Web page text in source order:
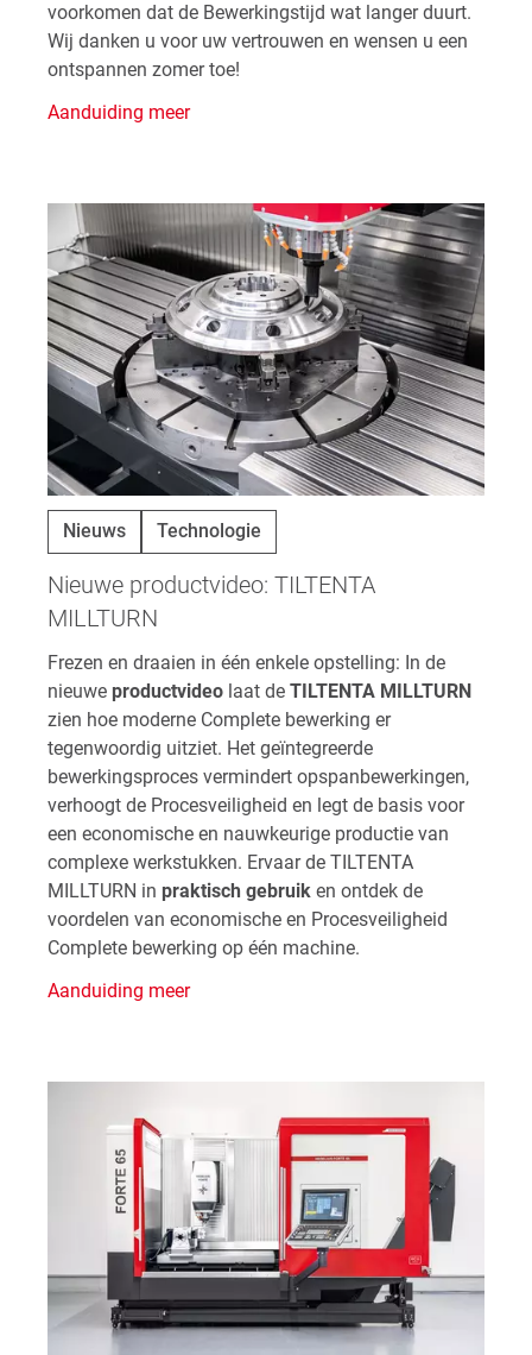
voorkomen dat de Bewerkingstijd wat langer duurt.
Wij danken u voor uw vertrouwen en wensen u een
ontspannen zomer toe!
Aanduiding meer
Nieuws Technologie
Nieuwe productvideo: TILTENTA
MILLTURN
Frezen en draaien in één enkele opstelling: In de
nieuwe productvideo laat de TILTENTA MILLTURN
zien hoe moderne Complete bewerking er
tegenwoordig uitziet. Het geïntegreerde
bewerkingsproces vermindert opspanbewerkingen,
verhoogt de Procesveiligheid en legt de basis voor
een economische en nauwkeurige productie van
complexe werkstukken. Ervaar de TILTENTA
MILLTURN in praktisch gebruik en ontdek de
voordelen van economische en Procesveiligheid
Complete bewerking op één machine.
Aanduiding meer